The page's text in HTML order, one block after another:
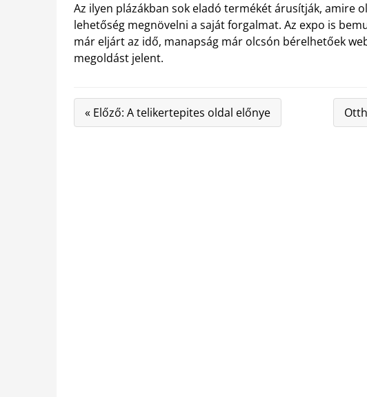
Az ilyen plázákban sok eladó termékét árusítják, amire
lehetőség megnövelni a saját forgalmat. Az expo is
már eljárt az idő, manapság már olcsón bérelhetőek
megoldást jelent.
« Előző: A telikertepites oldal előnye